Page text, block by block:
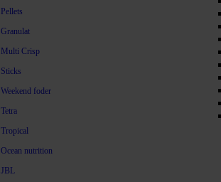
Pellets
Granulat
Multi Crisp
Sticks
Weekend foder
Tetra
Tropical
Ocean nutrition
JBL